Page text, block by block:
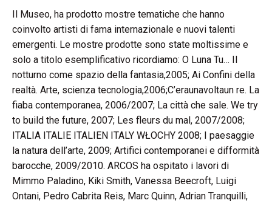
Il Museo, ha prodotto mostre tematiche che hanno
coinvolto artisti di fama internazionale e nuovi talenti
emergenti. Le mostre prodotte sono state moltissime e
solo a titolo esemplificativo ricordiamo: O Luna Tu… Il
notturno come spazio della fantasia,2005; Ai Confini della
realtà. Arte, scienza tecnologia,2006;C’eraunavoltaun re. La
fiaba contemporanea, 2006/2007; La città che sale. We try
to build the future, 2007; Les fleurs du mal, 2007/2008;
ITALIA ITALIE ITALIEN ITALY WŁOCHY 2008; I paesaggie
la natura dell’arte, 2009; Artifici contemporanei e difformità
barocche, 2009/2010. ARCOS ha ospitato i lavori di
Mimmo Paladino, Kiki Smith, Vanessa Beecroft, Luigi
Ontani, Pedro Cabrita Reis, Marc Quinn, Adrian Tranquilli,